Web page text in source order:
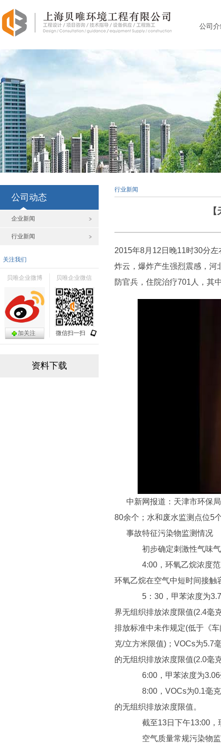
公司
公司动态
企业新闻
行业新闻
关注我们
贝唯企业微博
加关注
贝唯企业微信
微信扫一扫
资料下载
行业新闻
2015年8月12日晚11时30分
炸云，爆炸产生强烈震感，河
防官兵，住院治疗701人，其
中新网报道：天津市环保
80余个；水和废水监测点位5
事故特征污染物监测情况
初步确定刺激性气味气
4:00，环氧乙烷浓度范
环氧乙烷在空气中短时间接触
5：30，甲苯浓度为3.7
界无组织排放浓度限值(2.4毫
排放标准中未作规定(低于《
克/立方米限值)；VOCs为5.7
的无组织排放浓度限值(2.0毫
6:00，甲苯浓度为3.06
8:00，VOCs为0.1毫克/
的无组织排放浓度限值。
截至13日下午13:00，
空气质量常规污染物监